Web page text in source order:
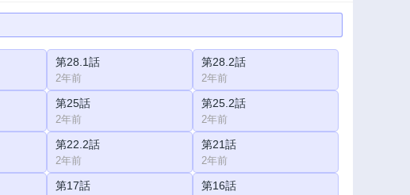
第28.1話
2年前
第28.2話
2年前
第25話
2年前
第25.2話
2年前
第22.2話
2年前
第21話
2年前
第17話 第16話